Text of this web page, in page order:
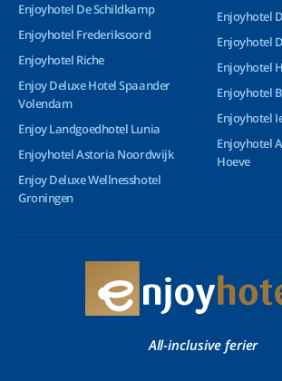
Enjoyhotel De Schildkamp
Enjoyhotel Frederiksoord
Enjoyhotel Riche
Enjoy Deluxe Hotel Spaander
Volendam
Enjoy Landgoedhotel Lunia
Enjoyhotel Astoria Noordwijk
Enjoy Deluxe Wellnesshotel
Groningen
Enjoyhotel
Enjoyhotel
Enjoyhotel
Enjoyhotel
Enjoyhotel
Enjoyhotel
Hoeve
All-inclusive ferier